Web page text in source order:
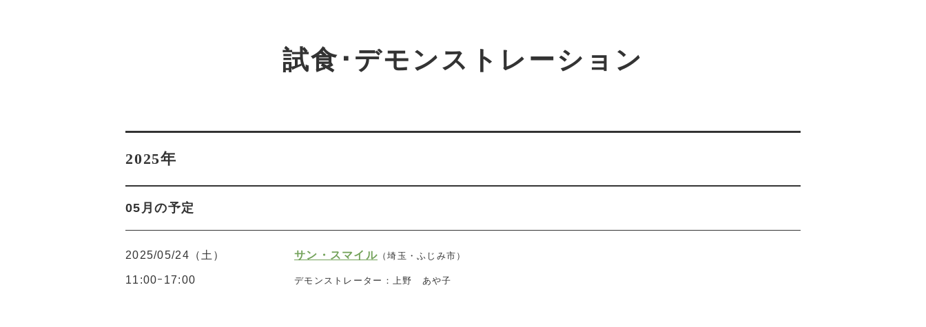
試食･デモンストレーション
2025年
05月の予定
2025/05/24（土）
11:00ｰ17:00
サン・スマイル（埼玉・ふじみ市）
デモンストレーター：上野 あや子